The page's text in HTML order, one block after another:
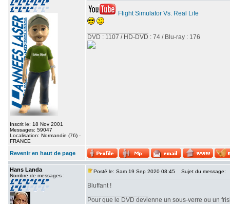
Inscrit le: 18 Nov 2001
Messages: 59047
Localisation: Normandie (76) -
FRANCE
Flight Simulator Vs. Real Life
DVD : 1107 / HD-DVD : 74 / Blu-ray : 176
Revenir en haut de page
Hans Landa
Nombre de messages :
Posté le: Sam 19 Sep 2020 08:45 Sujet du message:
Bluffant !
Pour que le DVD devienne un sous-verre ou un